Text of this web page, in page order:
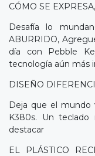
CÓMO SE
Desafía lo
ABURRIDO,
día con Pebble
tecnología aún más
DISEÑO
Deja que el mundo
K380s. Un teclado
destacar
EL PLÁSTICO